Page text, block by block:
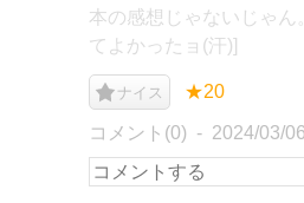
本の感想じゃないじゃん
てよかったョ(汗)]
ナイス ★20
コメント(0) 2024/03/06